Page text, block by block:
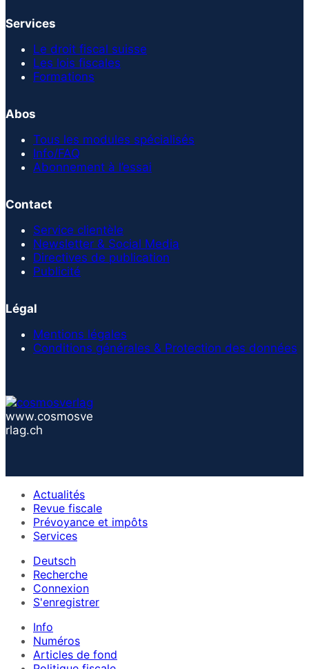
Services
Le droit fiscal suisse
Les lois fiscales
Formations
Abos
Tous les modules spécialisés
Info/FAQ
Abonnement à l’essai
Contact
Service clientèle
Newsletter & Social Media
Directives de publication
Publicité
Légal
Mentions légales
Conditions générales & Protection des données
www.cosmosve
rlag.ch
Actualités
Revue fiscale
Prévoyance et impôts
Services
Deutsch
Recherche
Connexion
S'enregistrer
Info
Numéros
Articles de fond